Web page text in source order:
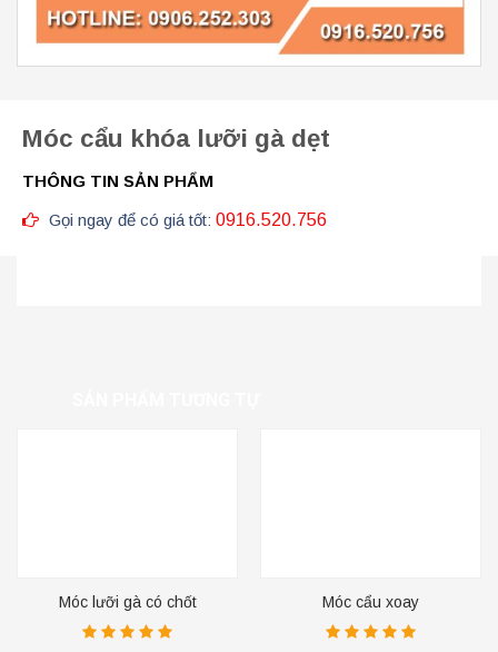
Móc cẩu khóa lưỡi gà dẹt
THÔNG TIN SẢN PHẨM
Gọi ngay để có giá tốt: 0916.520.756
Móc lưỡi gà có chốt Móc cẩu xoay